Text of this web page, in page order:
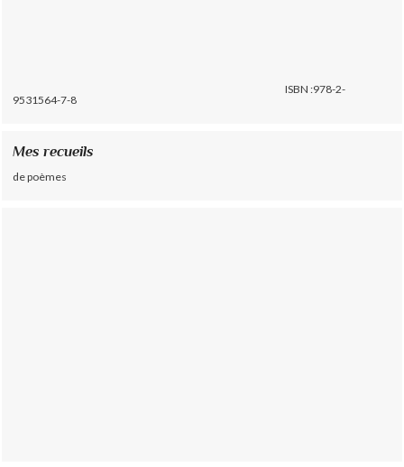
ISBN :978-2-
9531564-7-8
Mes recueils
de poèmes